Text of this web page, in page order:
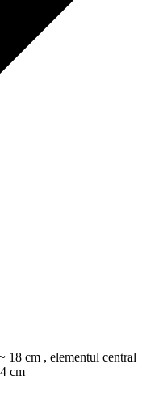
18 cm , elementul central
cm